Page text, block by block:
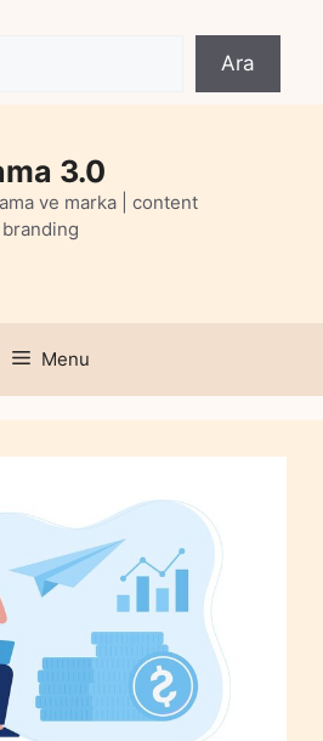
Ara
3.0
ve marka | content
Menu